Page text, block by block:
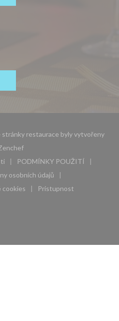
restaurace byly vytvořeny
((otevře se v novém okně))
v novém okně))
PODMÍNKY POUŽITÍ
((otevře se v novém
osobních údajů
((otevře se v novém okně))
cookies
se v novém okně))
Pristupnost
((otevře se v novém